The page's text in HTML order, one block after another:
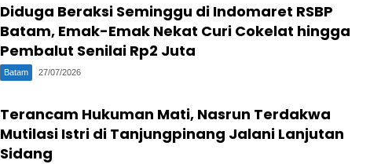
Diduga Beraksi Seminggu di Indomaret RSBP
Batam, Emak-Emak Nekat Curi Cokelat hingga
Pembalut Senilai Rp2 Juta
Batam 27/07/2026
Terancam Hukuman Mati, Nasrun Terdakwa
Mutilasi Istri di Tanjungpinang Jalani Lanjutan
Sidang